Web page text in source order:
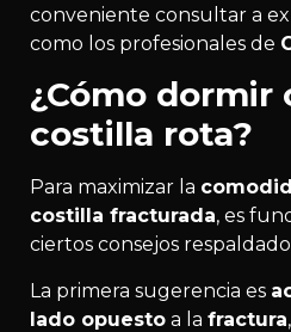
conveniente consultar a
como los profesionales de
¿Cómo dormir
costilla rota?
Para maximizar la
costilla fracturada, es
ciertos consejos
La primera sugerencia es
lado opuesto a la fractura